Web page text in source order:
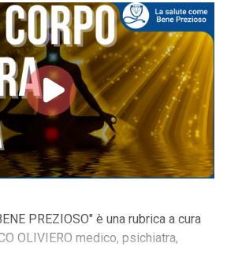
PREZIOSO" è una rubrica a cura
OLIVIERO medico, psichiatra,